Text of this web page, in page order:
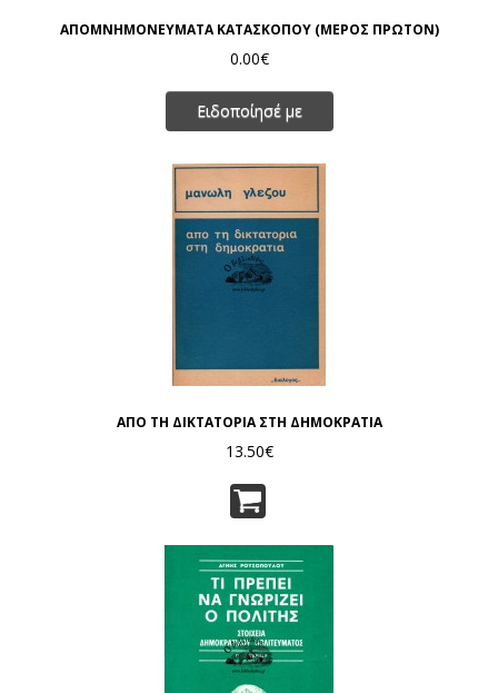
ΑΠΟΜΝΗΜΟΝΕΥΜΑΤΑ ΚΑΤΑΣΚΟΠΟΥ (ΜΕΡΟΣ ΠΡΩΤΟΝ)
0.00€
Ειδοποίησέ με
ΑΠΟ ΤΗ ΔΙΚΤΑΤΟΡΙΑ ΣΤΗ ΔΗΜΟΚΡΑΤΙΑ
13.50€